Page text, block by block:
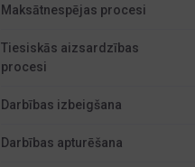
Maksātnespējas procesi
Tiesiskās aizsardzības
procesi
Darbības izbeigšana
Darbības apturēšana